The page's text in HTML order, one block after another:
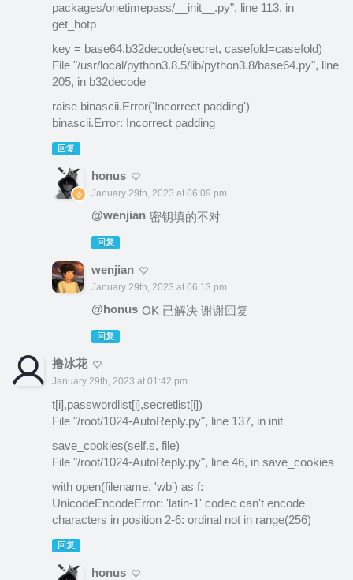
packages/onetimepass/__init__.py", line 113, in
get_hotp
key = base64.b32decode(secret, casefold=casefold)
File "/usr/local/python3.8.5/lib/python3.8/base64.py", line
205, in b32decode
raise binascii.Error('Incorrect padding')
binascii.Error: Incorrect padding
回复
honus
January 29th, 2023 at 06:09 pm
@wenjian 密钥填的不对
回复
wenjian
January 29th, 2023 at 06:13 pm
@honus OK 已解决 谢谢回复
回复
撸冰花
January 29th, 2023 at 01:42 pm
t[i],passwordlist[i],secretlist[i])
File "/root/1024-AutoReply.py", line 137, in init
save_cookies(self.s, file)
File "/root/1024-AutoReply.py", line 46, in save_cookies
with open(filename, 'wb') as f:
UnicodeEncodeError: 'latin-1' codec can't encode
characters in position 2-6: ordinal not in range(256)
回复
honus